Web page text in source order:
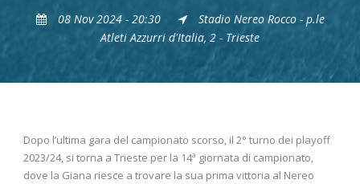
08 Nov 2024 - 20:30
Stadio Nereo Rocco - p.le
Atleti Azzurri d'Italia, 2 - Trieste
Dopo l’ultima gara del campionato scorso, il 2° turno dei playoff
2023/24, si torna a Trieste per la 14ª giornata di campionato,
dove la Giana riesce a trovare la sua prima vittoria al Nereo